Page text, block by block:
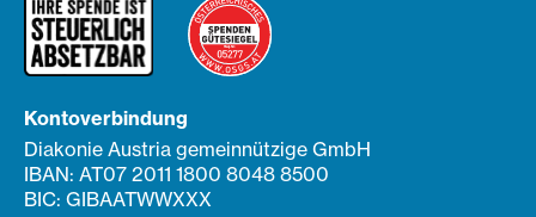
Kontoverbindung
Diakonie Austria gemeinnützige GmbH
IBAN: AT07 2011 1800 8048 8500
BIC: GIBAATWWXXX